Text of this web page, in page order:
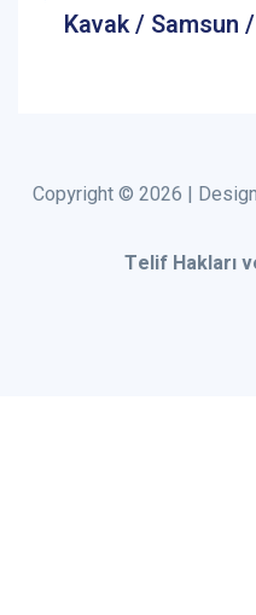
Kavak / Samsun
Copyright © 2026 |
Telif Hakları